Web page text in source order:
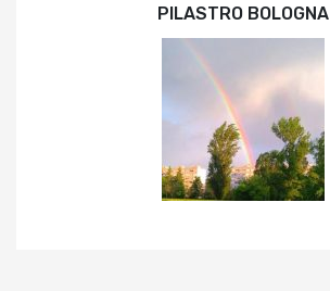
PILASTRO BOLOGNA